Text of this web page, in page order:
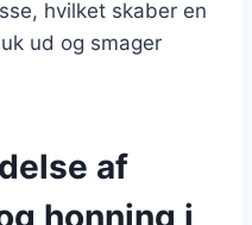
hvilket skaber en
ud og smager
af
honning i